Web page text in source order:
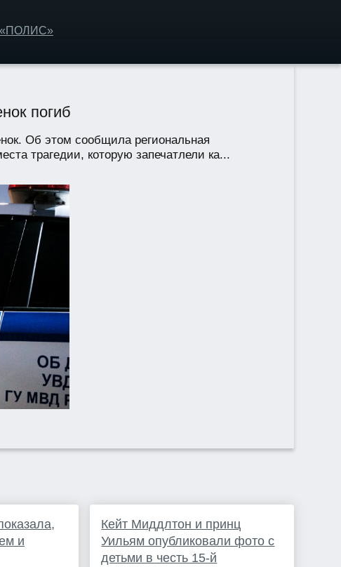
«ПОЛИС»
погиб
Об этом сообщила региональная
трагедии, которую запечатлели ка...
и
Кейт Миддлтон и принц
Уильям опубликовали фото с
детьми в честь 15-й